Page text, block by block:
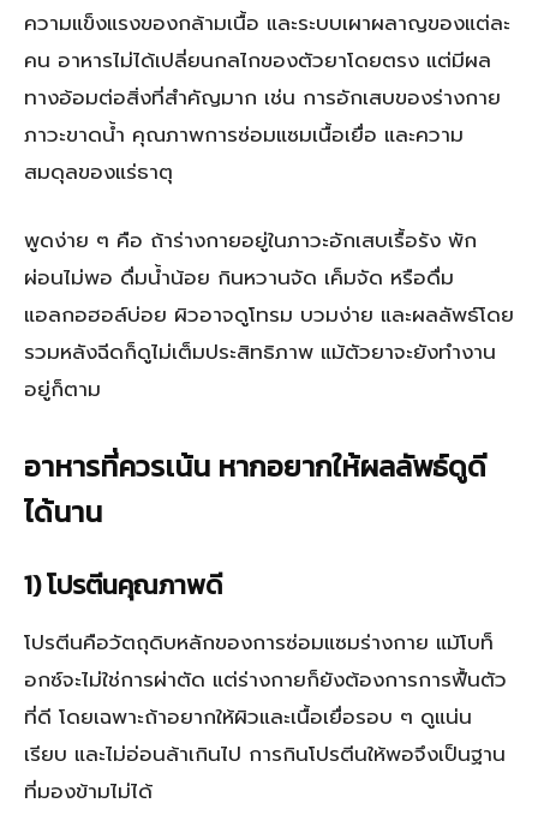
ความแข็งแรงของกล้ามเนื้อ และระบบเผาผลาญของแต่ละ
คน อาหารไม่ได้เปลี่ยนกลไกของตัวยาโดยตรง แต่มีผล
ทางอ้อมต่อสิ่งที่สำคัญมาก เช่น การอักเสบของร่างกาย
ภาวะขาดน้ำ คุณภาพการซ่อมแซมเนื้อเยื่อ และความ
สมดุลของแร่ธาตุ
พูดง่าย ๆ คือ ถ้าร่างกายอยู่ในภาวะอักเสบเรื้อรัง พัก
ผ่อนไม่พอ ดื่มน้ำน้อย กินหวานจัด เค็มจัด หรือดื่ม
แอลกอฮอล์บ่อย ผิวอาจดูโทรม บวมง่าย และผลลัพธ์โดย
รวมหลังฉีดก็ดูไม่เต็มประสิทธิภาพ แม้ตัวยาจะยังทำงาน
อยู่ก็ตาม
อาหารที่ควรเน้น หากอยากให้ผลลัพธ์ดูดี
ได้นาน
1) โปรตีนคุณภาพดี
โปรตีนคือวัตถุดิบหลักของการซ่อมแซมร่างกาย แม้โบท็
อกซ์จะไม่ใช่การผ่าตัด แต่ร่างกายก็ยังต้องการการฟื้นตัว
ที่ดี โดยเฉพาะถ้าอยากให้ผิวและเนื้อเยื่อรอบ ๆ ดูแน่น
เรียบ และไม่อ่อนล้าเกินไป การกินโปรตีนให้พอจึงเป็นฐาน
ที่มองข้ามไม่ได้